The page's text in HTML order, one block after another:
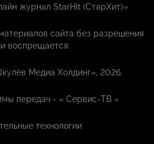
журнал StarHit (СтарХит)»
сайта без разрешения
воспрещается.
Медиа Холдинг», 2026.
передач - «Сервис-ТВ »
технологии